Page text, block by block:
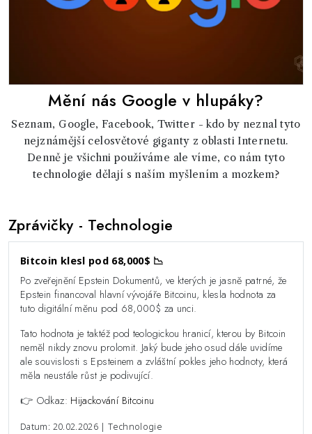
Mění nás Google v hlupáky?
Seznam, Google, Facebook, Twitter - kdo by neznal tyto
nejznámější celosvětové giganty z oblasti Internetu.
Denně je všichni používáme ale víme, co nám tyto
technologie dělají s naším myšlením a mozkem?
Zprávičky- Technologie
Bitcoin klesl pod 68,000$ 📉
Po zveřejnění Epstein Dokumentů, ve kterých je jasně patrné, že
Epstein financoval hlavní vývojáře Bitcoinu, klesla hodnota za
tuto digitální měnu pod 68,000$ za unci.
Tato hodnota je taktéž pod teologickou hranicí, kterou by Bitcoin
neměl nikdy znovu prolomit. Jaký bude jeho osud dále uvidíme
ale souvislosti s Epsteinem a zvláštní pokles jeho hodnoty, která
měla neustále růst je podivující.
👉 Odkaz: Hijackování Bitcoinu
Datum: 20.02.2026 | Technologie